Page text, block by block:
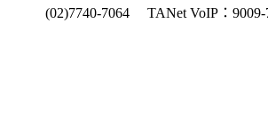
(02)7740-7064
TANet VoIP：9009-